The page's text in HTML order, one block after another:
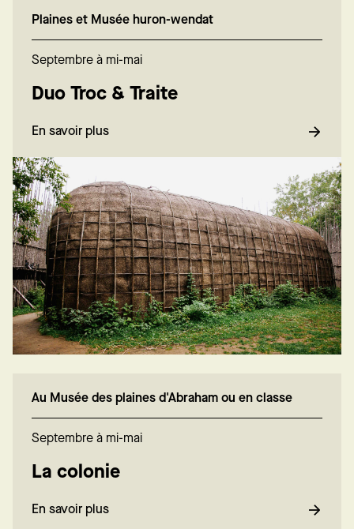
Plaines et Musée huron-wendat
Septembre à mi-mai
Duo Troc & Traite
En savoir plus
Au Musée des plaines d'Abraham ou en classe
Septembre à mi-mai
La colonie
En savoir plus